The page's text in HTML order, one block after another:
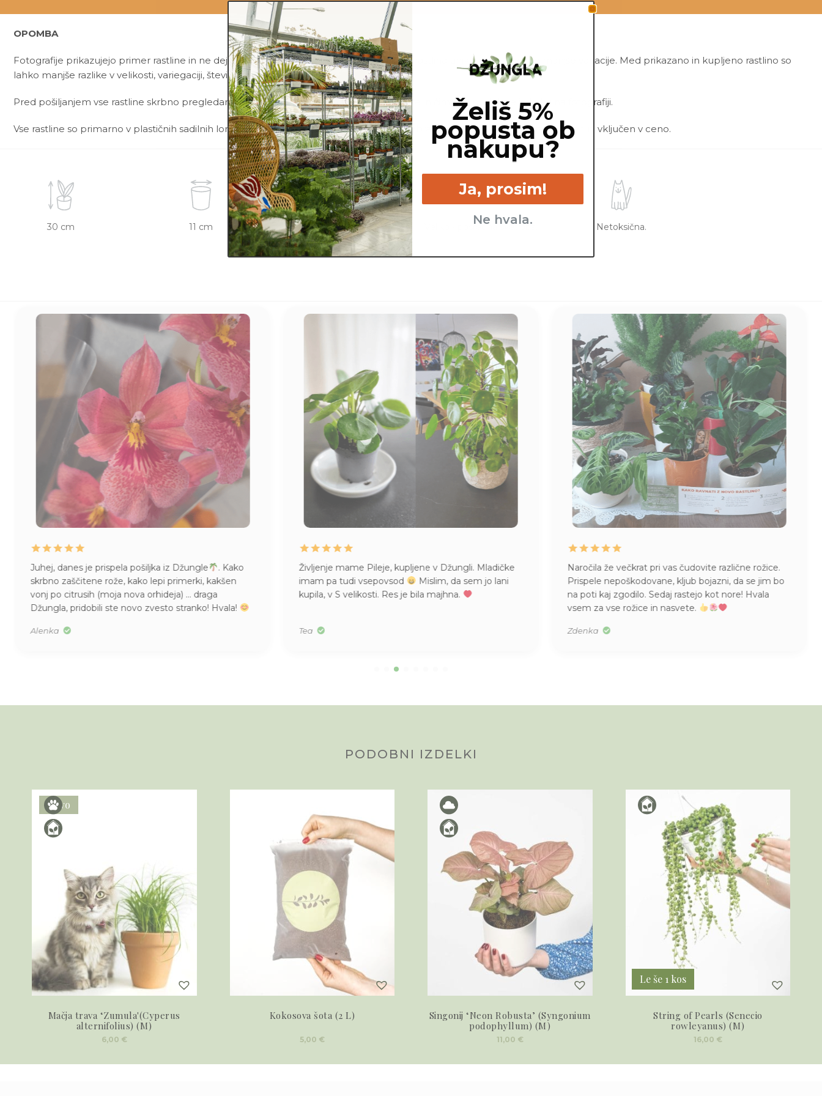
OPOMBA
Fotografije prikazujejo primer rastline in ne dejanske rastline, ki jo naročite. Ker je vsaka rastlina unikatna, so možne manjše variacije. Med prikazano in kupljeno rastlino so
lahko manjše razlike v velikosti, variegaciji, številu listov, vej, cvetov, itd …
Pred pošiljanjem vse rastline skrbno pregledamo in zagotovimo, da gredo na pot zdrave in čim bolj podobne izdelku na fotografiji.
Vse rastline so primarno v plastičnih sadilnih lončkih. Višino sadilnega lonca je možno razbrati iz slike z metrom. Okrasni lonec ni vključen v ceno.
30 cm 11 cm
Srednje - kadar se zgornji
sloj zemlje izsuši.
Veliko - posredna svetloba. Netoksična.
Juhej, danes je prispela pošiljka iz Džungle
. Kako
skrbno zaščitene rože, kako lepi primerki, kakšen
vonj po citrusih (moja nova orhideja) … draga
Džungla, pridobili ste novo zvesto stranko! Hvala!
Alenka
Življenje mame Pileje, kupljene v Džungli. Mladičke
imam pa tudi vsepovsod
Mislim, da sem jo lani
kupila, v S velikosti. Res je bila majhna.
Tea
Naročila že večkrat pri vas čudovite različne rožice.
Prispele nepoškodovane, kljub bojazni, da se jim bo
na poti kaj zgodilo. Sedaj rastejo kot nore! Hvala
vsem za vse rožice in nasvete.
Zdenka
PODOBNI IZDELKI
Novo
Mačja trava ‘Zumula'(Cyperus
alternifolius) (M)
6,00 €
Kokosova šota (2 L)
5,00 €
Singonij ‘Neon Robusta’ (Syngonium
podophyllum) (M)
11,00 €
Le še 1 kos
String of Pearls (Senecio
rowleyanus) (M)
16,00 €
Želiš 5%
popusta ob
nakupu?
Ja, prosim!
Ne hvala.